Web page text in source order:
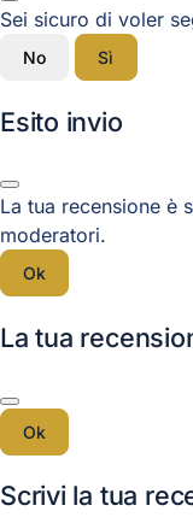
Sei sicuro di voler
No Sì
Esito invio
La tua recensione è
moderatori.
Ok
La tua
Ok
Scrivi la tua